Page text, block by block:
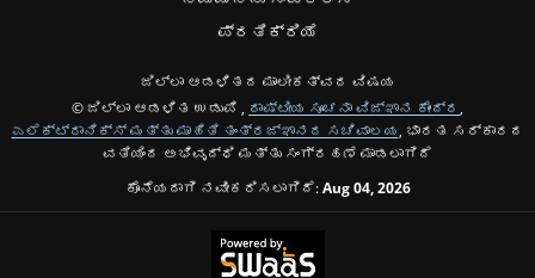
ಪ್ರತಿಕ್ರಿಯೆ
ಜಿಲ್ಲಾ ಆಡಳಿತದ ಮಾಲೀಕತ್ವದ ವಿಷಯ
© ಜಿಲ್ಲಾ ಆಡಳಿತ ಉಡುಪಿ , ರಾಷ್ಟೀಯ ಸೂಚನಾ ವಿಜ್ಞಾನ ಕೇಂದ್ರ ,
ಎಲೆಕ್ಟ್ರಾನಿಕ್ಸ್ ಮತ್ತು ಮಾಹಿತಿ ತಂತ್ರಜ್ಞಾನದ ಸಚಿವಾಲಯ, ಭಾರತ ಸರ್ಕಾರದ
ವತಿಯಿಂದ ಅಭಿವೃದ್ಧಿ ಮತ್ತು ಸಂಗ್ರಹಣೆ ಮಾಡಲಾಗಿದೆ
ಕೊನೆಯದಾಗಿ ನವೀಕರಿಸಲಾಗಿದೆ:Aug 04, 2026